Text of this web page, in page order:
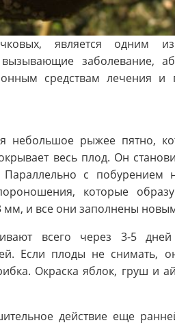
является одним
заболевание,
средствам лечения и
небольшое рыжее пятно,
весь плод. Он
с побурением
которые
и все они заполнены
всего через 3-5
Если плоды не снимать,
Окраска яблок, груш и
действие еще